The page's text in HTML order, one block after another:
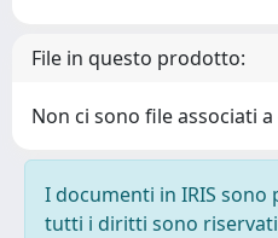
File in questo prodotto:
Non ci sono file associati
I documenti in IRIS
tutti i diritti sono